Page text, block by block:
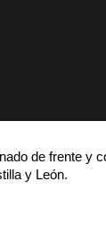
de frente y
y León.